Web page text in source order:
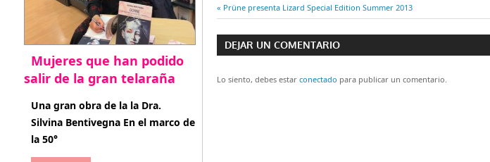
Navegación
de
entradas
Entrada
anterior:
Prüne presenta Lizard Special Edition Summer 2013
DEJAR UN COMENTARIO
Lo siento, debes estar conectado para publicar un comentario.
Mujeres que han podido
salir de la gran telaraña
abril 29, 2026
Una gran obra de la la Dra.
Silvina Bentivegna En el marco de
la 50°